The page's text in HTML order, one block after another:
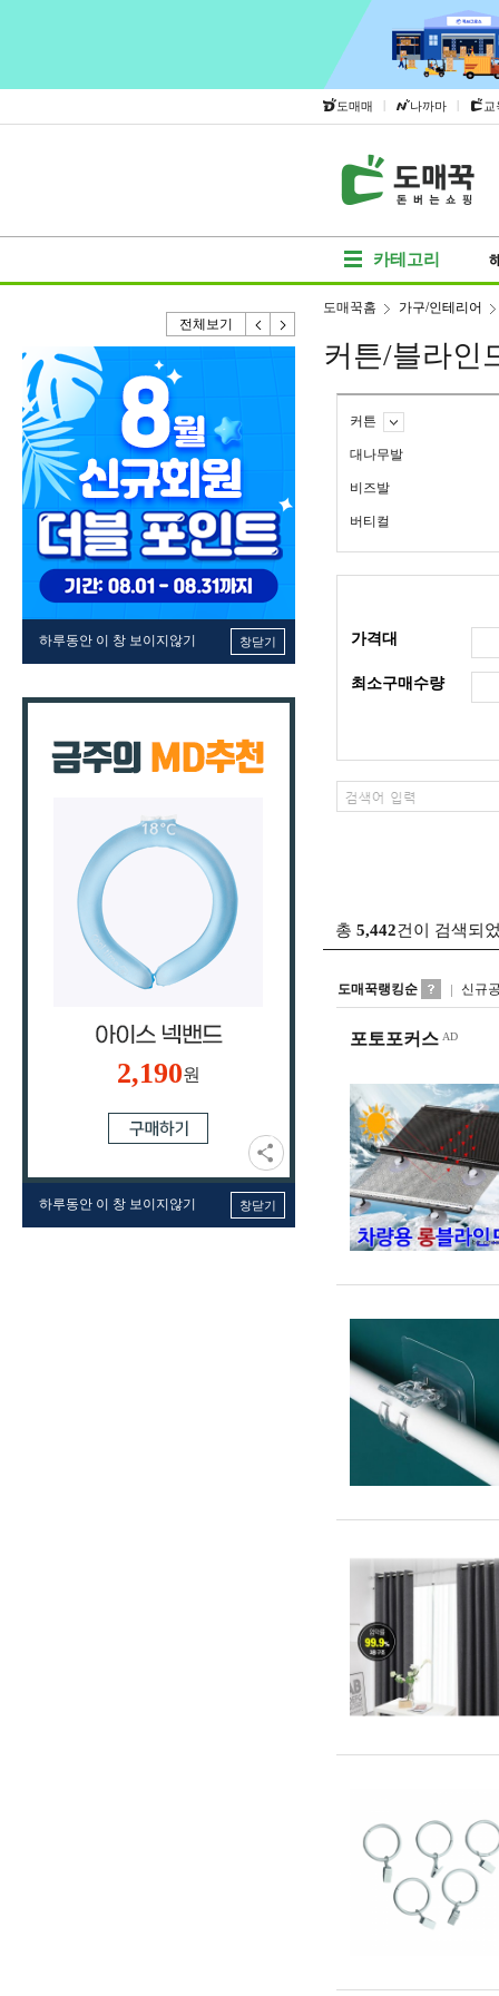
도매매 | 나까마 | 교
카테고리
전체보기
하루동안 이 창 보이지않기 창닫기
2,190원
하루동안 이 창 보이지않기 창닫기
도매꾹홈 가구/인테리어
커튼/블라인
커튼
대나무발
비즈발
버티컬
가격대
최소구매수량
총 5,442건이 검색되
도매꾹랭킹순 신규
포토포커스